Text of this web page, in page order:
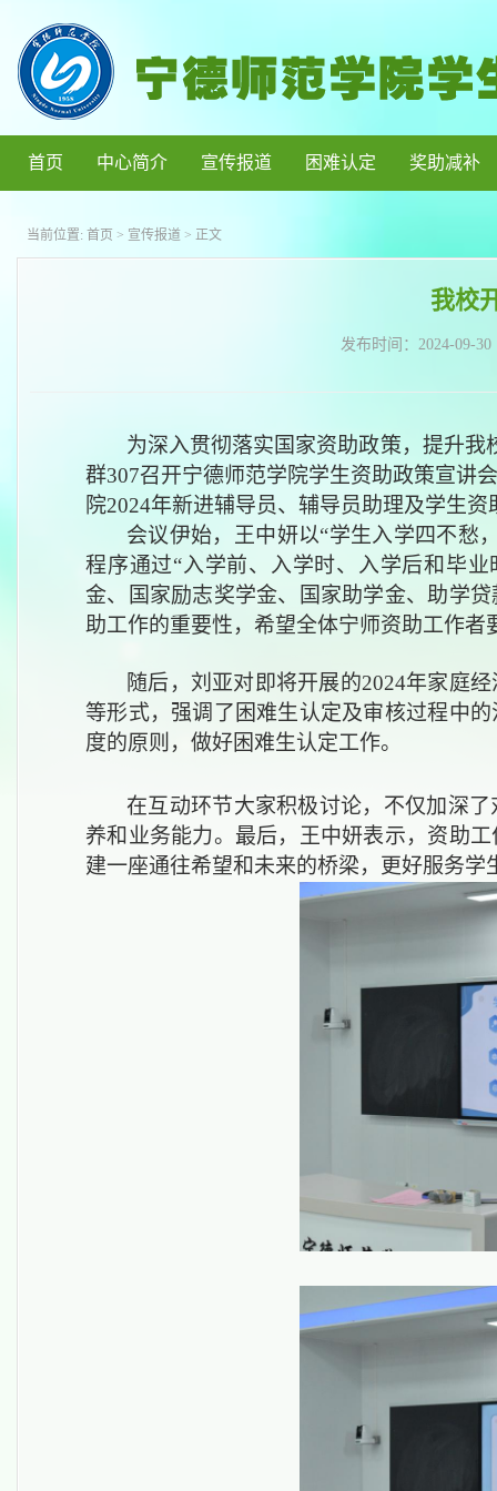
首页 中心简介 宣传报道 困难认定 奖助减补
当前位置: 首页 > 宣传报道 > 正文
我校
发布时间：2024-09-30
为深入贯彻落实国家资助政策，提升
群307召开宁德师范学院学生资助政策宣讲
院2024年新进辅导员、辅导员助理及学生
会议伊始，王中妍以“学生入学四不愁
程序通过“入学前、入学时、入学后和毕
金、国家励志奖学金、国家助学金、助学
助工作的重要性，希望全体宁师资助工作者
随后，刘亚对即将开展的2024年家庭
等形式，强调了困难生认定及审核过程中
度的原则，做好困难生认定工作。
在互动环节大家积极讨论，不仅加深
养和业务能力。最后，王中妍表示，资助
建一座通往希望和未来的桥梁，更好服务学